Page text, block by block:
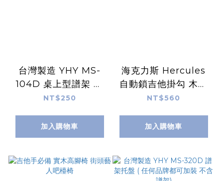
台灣製造 YHY MS-
104D 桌上型譜架 看
書架 DM架 小譜架
NT$250
加入購物車
海克力斯 Hercules
自動鎖吉他掛勾 木背
NT$560
加入購物車